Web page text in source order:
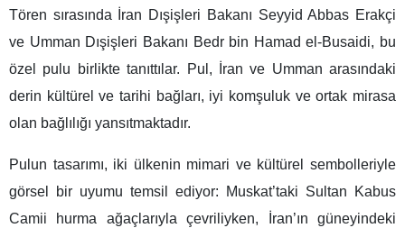
Tören sırasında İran Dışişleri Bakanı Seyyid Abbas Erakçi
ve Umman Dışişleri Bakanı Bedr bin Hamad el-Busaidi, bu
özel pulu birlikte tanıttılar. Pul, İran ve Umman arasındaki
derin kültürel ve tarihi bağları, iyi komşuluk ve ortak mirasa
olan bağlılığı yansıtmaktadır.
Pulun tasarımı, iki ülkenin mimari ve kültürel sembolleriyle
görsel bir uyumu temsil ediyor: Muskat’taki Sultan Kabus
Camii hurma ağaçlarıyla çevriliyken, İran’ın güneyindeki